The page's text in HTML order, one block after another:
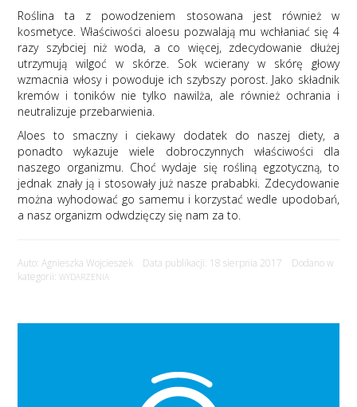
Roślina ta z powodzeniem stosowana jest również w
kosmetyce. Właściwości aloesu pozwalają mu wchłaniać się 4
razy szybciej niż woda, a co więcej, zdecydowanie dłużej
utrzymują wilgoć w skórze. Sok wcierany w skórę głowy
wzmacnia włosy i powoduje ich szybszy porost. Jako składnik
kremów i toników nie tylko nawilża, ale również ochrania i
neutralizuje przebarwienia.
Aloes to smaczny i ciekawy dodatek do naszej diety, a
ponadto wykazuje wiele dobroczynnych właściwości dla
naszego organizmu. Choć wydaje się rośliną egzotyczną, to
jednak znały ją i stosowały już nasze prababki. Zdecydowanie
można wyhodować go samemu i korzystać wedle upodobań,
a nasz organizm odwdzięczy się nam za to.
Auto: Agnieszka Wojcieszek Data publikacji: 18 sierpnia 2017 Dodano w
kategorii:WYDARZENIA